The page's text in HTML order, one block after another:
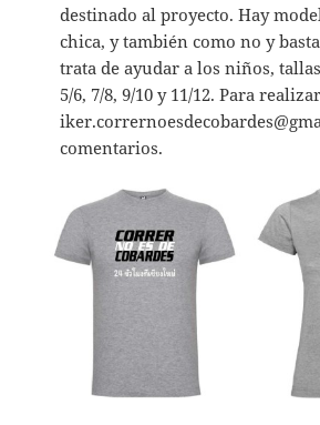
destinado al proyecto. Hay
chica, y también como no y
trata de ayudar a los niños,
5/6, 7/8, 9/10 y 11/12. Para
comentarios.